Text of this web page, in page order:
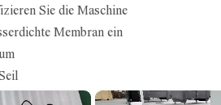
Sie die Maschine
Membran ein